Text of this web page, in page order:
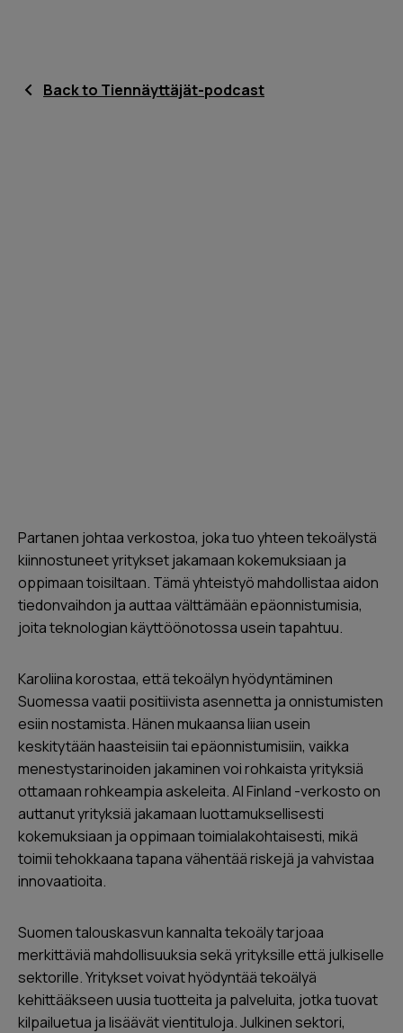
Back to Tiennäyttäjät-podcast
Partanen johtaa verkostoa, joka tuo yhteen tekoälystä
kiinnostuneet yritykset jakamaan kokemuksiaan ja
oppimaan toisiltaan. Tämä yhteistyö mahdollistaa aidon
tiedonvaihdon ja auttaa välttämään epäonnistumisia,
joita teknologian käyttöönotossa usein tapahtuu.
Karoliina korostaa, että tekoälyn hyödyntäminen
Suomessa vaatii positiivista asennetta ja onnistumisten
esiin nostamista. Hänen mukaansa liian usein
keskitytään haasteisiin tai epäonnistumisiin, vaikka
menestystarinoiden jakaminen voi rohkaista yrityksiä
ottamaan rohkeampia askeleita. AI Finland -verkosto on
auttanut yrityksiä jakamaan luottamuksellisesti
kokemuksiaan ja oppimaan toimialakohtaisesti, mikä
toimii tehokkaana tapana vähentää riskejä ja vahvistaa
innovaatioita.
Suomen talouskasvun kannalta tekoäly tarjoaa
merkittäviä mahdollisuuksia sekä yrityksille että julkiselle
sektorille. Yritykset voivat hyödyntää tekoälyä
kehittääkseen uusia tuotteita ja palveluita, jotka tuovat
kilpailuetua ja lisäävät vientituloja. Julkinen sektori,